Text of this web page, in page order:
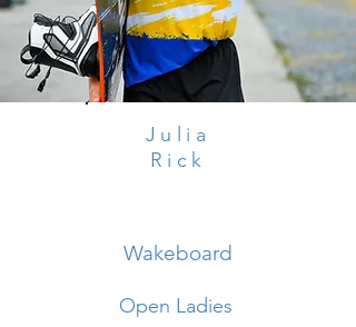
Julia
Rick
Wakeboard
Open Ladies